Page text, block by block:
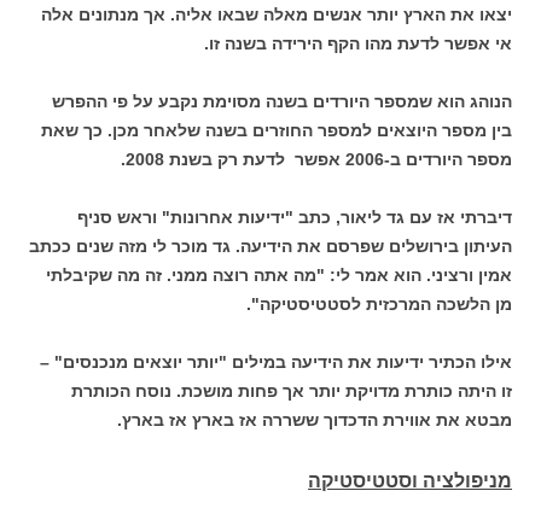
יצאו את הארץ יותר אנשים מאלה שבאו אליה. אך מנתונים אלה
אי אפשר לדעת מהו הקף הירידה בשנה זו.
הנוהג הוא שמספר היורדים בשנה מסוימת נקבע על פי ההפרש
בין מספר היוצאים למספר החוזרים בשנה שלאחר מכן. כך שאת
מספר היורדים ב-2006 אפשר לדעת רק בשנת 2008.
דיברתי אז עם גד ליאור, כתב "ידיעות אחרונות" וראש סניף
העיתון בירושלים שפרסם את הידיעה. גד מוכר לי מזה שנים ככתב
אמין ורציני. הוא אמר לי: "מה אתה רוצה ממני. זה מה שקיבלתי
מן הלשכה המרכזית לסטטיסטיקה".
אילו הכתיר ידיעות את הידיעה במילים "יותר יוצאים מנכנסים" –
זו היתה כותרת מדויקת יותר אך פחות מושכת. נוסח הכותרת
מבטא את אווירת הדכדוך ששררה אז בארץ אז בארץ.
מניפולציה וסטטיסטיקה